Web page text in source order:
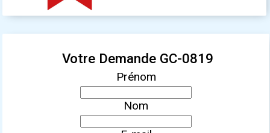
Votre Demande GC-0819
Prénom
Nom